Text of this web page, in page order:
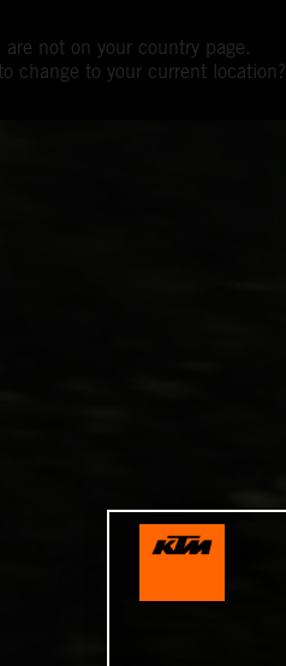
not on your country page.
change to your current location?